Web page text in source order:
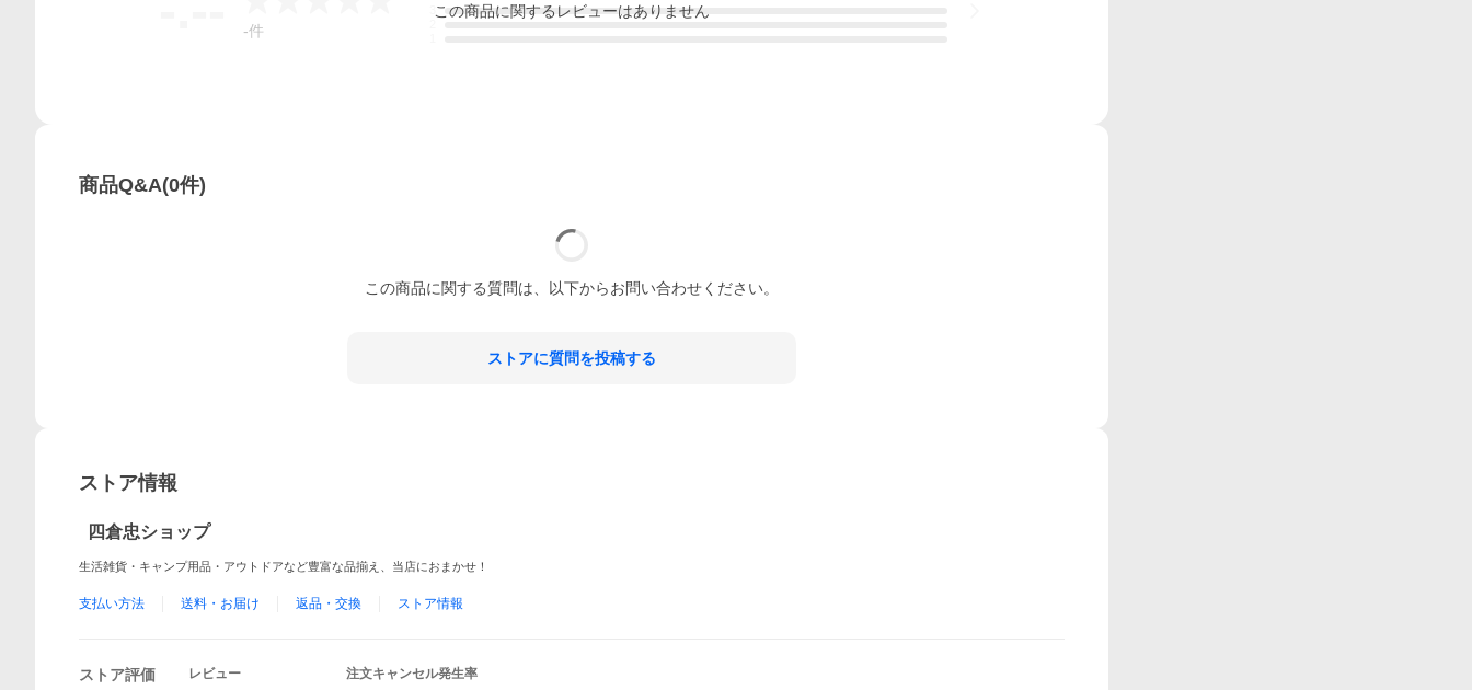
-件
この商品に関するレビューはありません
商品Q&A(0件)
この商品に関する質問は、以下からお問い合わせください。
ストアに質問を投稿する
ストア情報
四倉忠ショップ
生活雑貨・キャンプ用品・アウトドアなど豊富な品揃え、当店におまかせ！
支払い方法 送料・お届け 返品・交換 ストア情報
ストア評価 レビュー 注文キャンセル発生率